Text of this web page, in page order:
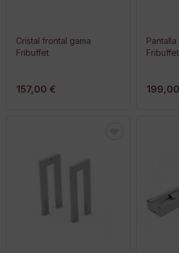
Cristal frontal gama
Fribuffet
157,00 €
Fribuffet